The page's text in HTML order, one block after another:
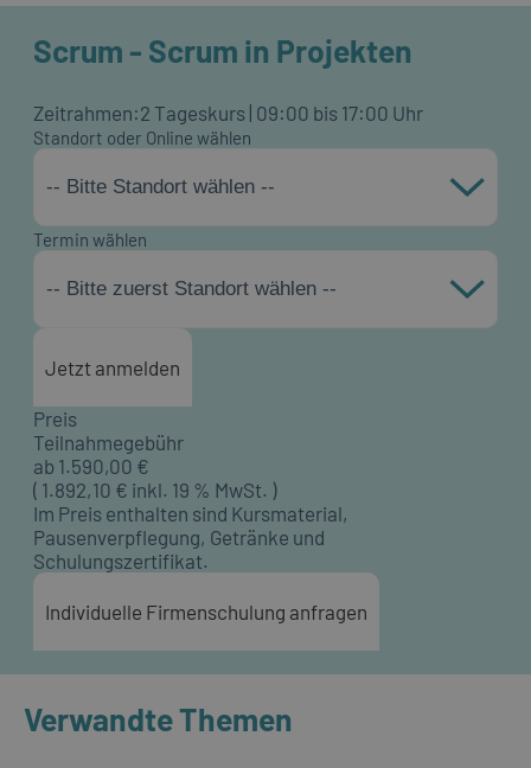
Scrum - Scrum in Projekten
Zeitrahmen:2 Tageskurs | 09:00 bis 17:00 Uhr
Standort oder Online wählen
-- Bitte Standort wählen --
Termin wählen
-- Bitte zuerst Standort wählen --
Jetzt anmelden
Preis
Teilnahmegebühr
ab 1.590,00 €
( 1.892,10 € inkl. 19 % MwSt. )
Im Preis enthalten sind Kursmaterial,
Pausenverpflegung, Getränke und
Schulungszertifikat.
Individuelle Firmenschulung anfragen
Verwandte Themen